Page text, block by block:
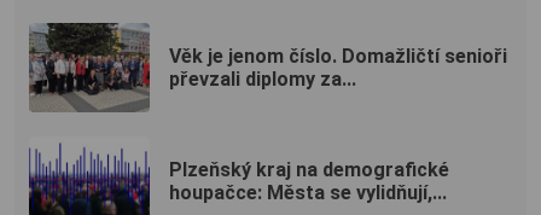
Věk je jenom číslo. Domažličtí senioři
převzali diplomy za...
Plzeňský kraj na demografické
houpačce: Města se vylidňují,...